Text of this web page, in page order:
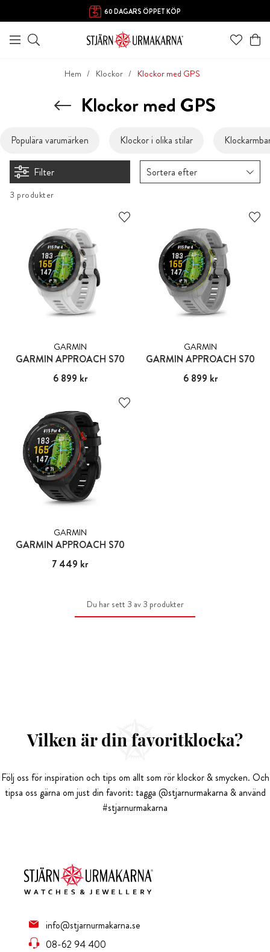
60 DAGARS ÖPPET KÖP
Hem Klockor Klockor med GPS
Klockor med GPS
Populära varumärken Klockor i olika stilar
Filter Sortera efter
3 produkter
GARMIN
GARMIN APPROACH S70
Pris:6 899 kr
6 899 kr
GARMIN
GARMIN APPROACH S70
Pris:6 899 kr
6 899 kr
GARMIN
GARMIN APPROACH S70
Pris :7 449 kr
7 449 kr
Du har sett 3 av 3 produkter
Vilken är din favoritklocka?
Följ oss för inspiration och tips om allt som rör klockor & smycken. Och
tipsa oss gärna om just din favorit: tagga @stjarnurmakarna & använd
#stjarnurmakarna
info@stjarnurmakarna.se
08-62 94 400